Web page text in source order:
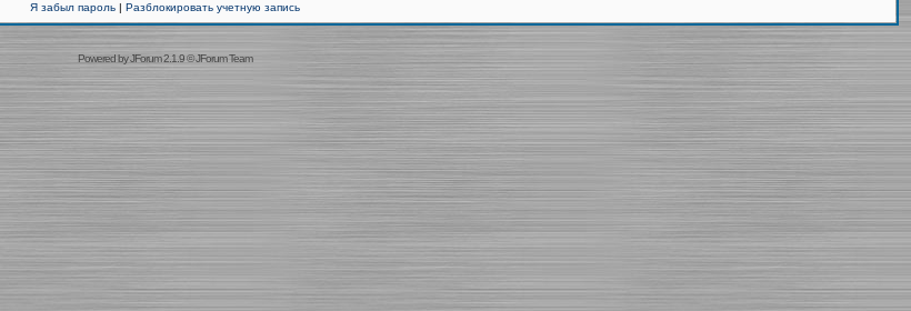
Я забыл пароль| Разблокировать учетную запись
Powered byJForum 2.1.9©JForum Team